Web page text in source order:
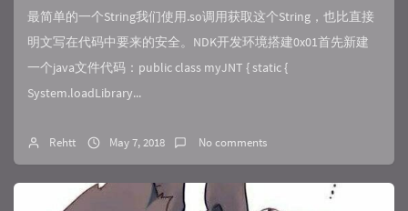
最简单的一个String我们使用.so调用获取这个String，也比直接
明文写在代码中要来的安全。NDK开发环境搭建0x01首先新建
一个java文件代码：public class myJNT { static {
System.loadLibrary...
Rehtt May 7, 2018 No comments